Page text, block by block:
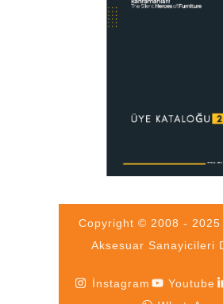
Copyright © 2008 - 2025
Aksesuar Sanayicileri
İnstagram Youtube